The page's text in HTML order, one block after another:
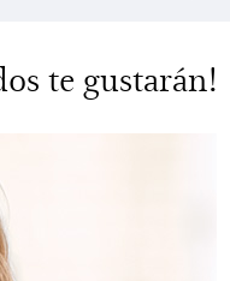
te gustarán!